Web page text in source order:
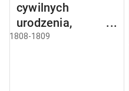
cywilnych
urodzenia,
stosowanie do
1808-1809